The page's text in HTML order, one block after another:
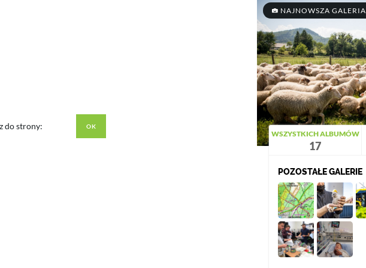
do strony:
NAJNOWSZA GALERIA
WSZYSTKICH ALBUMÓW
17
POZOSTAŁE GALERIE